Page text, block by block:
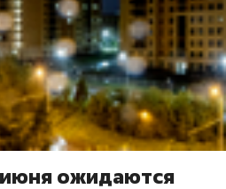
июня ожидаются